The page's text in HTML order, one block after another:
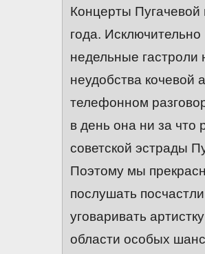
Концерты Пугачевой
года.
недельные гастроли
неудобства кочевой
телефонном
в день она ни за что
советской эстрады
Поэтому мы
послушать
уговаривать
области особых